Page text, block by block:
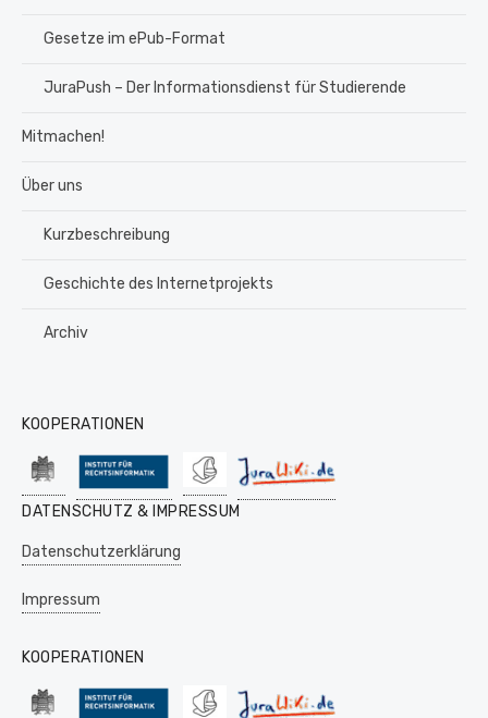
Gesetze im ePub-Format
JuraPush – Der Informationsdienst für Studierende
Mitmachen!
Über uns
Kurzbeschreibung
Geschichte des Internetprojekts
Archiv
KOOPERATIONEN
DATENSCHUTZ & IMPRESSUM
Datenschutzerklärung
Impressum
KOOPERATIONEN